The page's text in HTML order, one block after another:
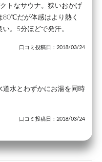
トなサウナ。狭いおかげ
80℃だが体感はより熱く
。5分ほどで発汗。
口コミ投稿日：2018/03/24
道水とわずかにお湯を同時
口コミ投稿日：2018/03/24